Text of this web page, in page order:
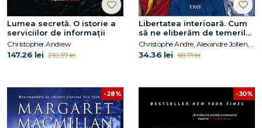
Lumea secretă. O istorie a
serviciilor de informații
Christopher Andrew
147.26 lei 210.37 lei
Libertatea interioară. Cum
să ne eliberăm de temerile,
prejudecățile, și
dependențele noastre
34.36 lei 68.71 lei
-28% -30%